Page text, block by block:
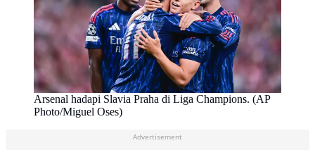
Arsenal hadapi Slavia Praha di Liga Champions. (AP
Photo/Miguel Oses)